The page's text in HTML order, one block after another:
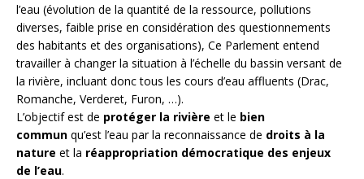
l’eau (évolution de la quantité de la ressource, pollutions
diverses, faible prise en considération des questionnements
des habitants et des organisations), Ce Parlement entend
travailler à changer la situation à l’échelle du bassin versant de
la rivière, incluant donc tous les cours d’eau affluents (Drac,
Romanche, Verderet, Furon, …).
L’objectif est de protéger la rivière et le bien
commun qu’est l’eau par la reconnaissance de droits à la
nature et la réappropriation démocratique des enjeux
de l’eau.